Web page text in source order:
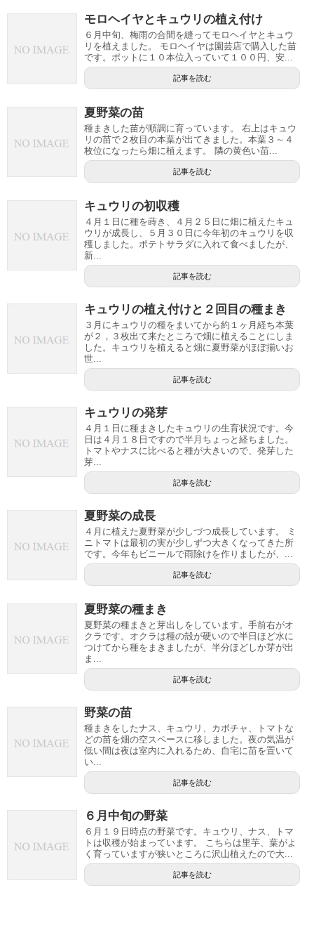
モロヘイヤとキュウリの植え付け
６月中旬、梅雨の合間を縫ってモロヘイヤとキュウ
リを植えました。 モロヘイヤは園芸店で購入した苗
です。ポットに１０本位入っていて１００円、安...
記事を読む
夏野菜の苗
種まきした苗が順調に育っています。 右上はキュウ
リの苗で２枚目の本葉が出てきました。本葉３～４
枚位になったら畑に植えます。 隣の黄色い苗...
記事を読む
キュウリの初収穫
４月１日に種を蒔き、４月２５日に畑に植えたキュ
ウリが成長し、５月３０日に今年初のキュウリを収
穫しました。ポテトサラダに入れて食べましたが、
新...
記事を読む
キュウリの植え付けと２回目の種まき
３月にキュウリの種をまいてから約１ヶ月経ち本葉
が２，３枚出て来たところで畑に植えることにしま
した。キュウリを植えると畑に夏野菜がほぼ揃いお
世...
記事を読む
キュウリの発芽
４月１日に種まきしたキュウリの生育状況です。今
日は４月１８日ですので半月ちょっと経ちました。
トマトやナスに比べると種が大きいので、発芽した
芽...
記事を読む
夏野菜の成長
４月に植えた夏野菜が少しづつ成長しています。 ミ
ニトマトは最初の実が少しずつ大きくなってきた所
です。今年もビニールで雨除けを作りましたが、...
記事を読む
夏野菜の種まき
夏野菜の種まきと芽出しをしています。手前右がオ
クラです。オクラは種の殻が硬いので半日ほど水に
つけてから種をまきましたが、半分ほどしか芽が出
ま...
記事を読む
野菜の苗
種まきをしたナス、キュウリ、カボチャ、トマトな
どの苗を畑の空スペースに移しました。夜の気温が
低い間は夜は室内に入れるため、自宅に苗を置いて
い...
記事を読む
６月中旬の野菜
６月１９日時点の野菜です。キュウリ、ナス、トマ
トは収穫が始まっています。 こちらは里芋、葉がよ
く育っていますが狭いところに沢山植えたので大...
記事を読む